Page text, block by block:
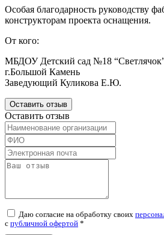
Особая благодарность руководству
конструкторам проекта оснащения.
От кого:
МБДОУ Детский сад №18
г.Большой Камень
Заведующий Куликова Е.Ю.
Оставить отзыв
Оставить отзыв
Даю согласие на обработку своих
c публичной офертой *